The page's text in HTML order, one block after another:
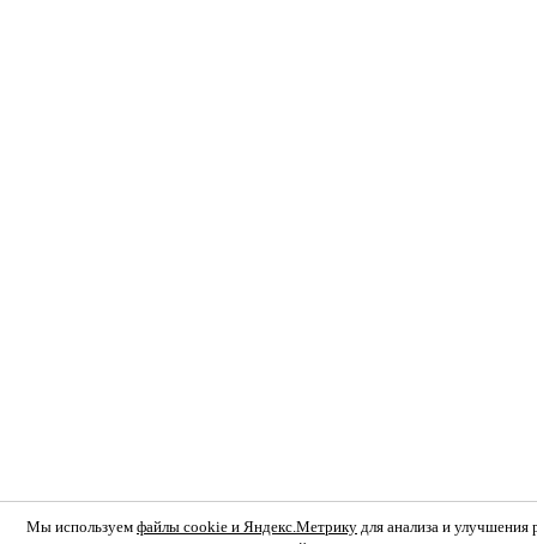
Мы используем файлы cookie и Яндекс.Метрику для анализа и улучшения